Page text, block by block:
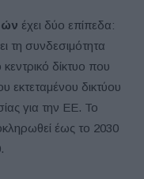
έχει δύο επίπεδα:
τη συνδεσιμότητα
δίκτυο που
εκτεταμένου δικτύου
για την ΕΕ. Το
έως το 2030